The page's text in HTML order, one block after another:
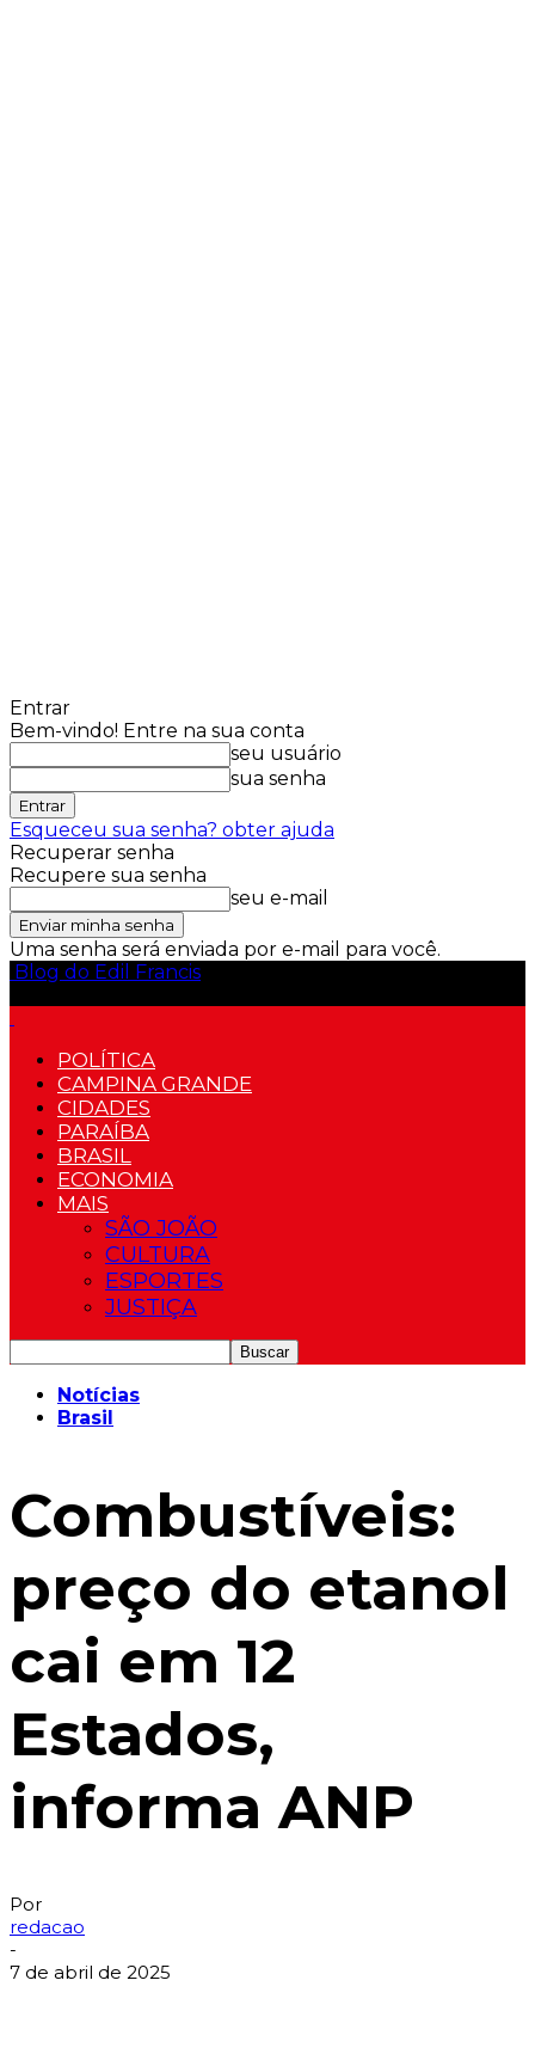
Entrar
Bem-vindo! Entre na sua conta
seu usuário
sua senha
Esqueceu sua senha? obter ajuda
Recuperar senha
Recupere sua senha
seu e-mail
Uma senha será enviada por e-mail para você.
Blog do Edil Francis
POLÍTICA
CAMPINA GRANDE
CIDADES
PARAÍBA
BRASIL
ECONOMIA
MAIS
SÃO JOÃO
CULTURA
ESPORTES
JUSTIÇA
Notícias
Brasil
Combustíveis:
preço do etanol
cai em 12
Estados,
informa ANP
Por
redacao
-
7 de abril de 2025